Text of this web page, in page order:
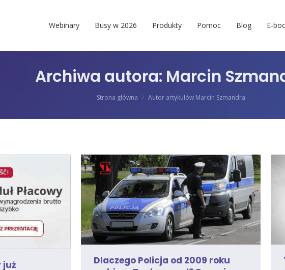
Webinary Busy w 2026 Produkty Pomoc Blog E-
Archiwa autora: Marcin
Jesteś tutaj:
Strona główna Autor artykułów Marcin Szmandra
już
Dlaczego Policja od 2009 roku